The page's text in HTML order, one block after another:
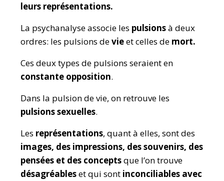
leurs représentations.
La psychanalyse associe les pulsionsà deux
ordres: les pulsions devieetcelles de mort.
Ces deux types de pulsions seraient en
constante opposition.
Dans la pulsion de vie, on retrouve les
pulsions sexuelles.
Les représentations, quant à elles, sont des
images, des impressions, des souvenirs, des
pensées et des conceptsque l’on trouve
désagréableset qui sont inconciliables avec